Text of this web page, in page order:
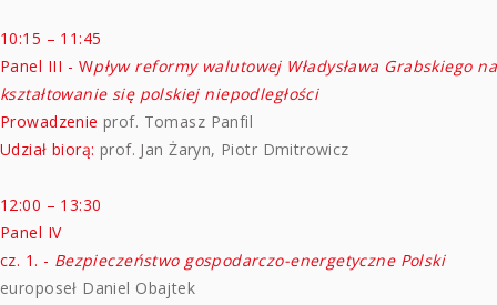
10:15 – 11:45
Panel III - Wpływ reformy walutowej Władysława Grabskiego na
kształtowanie się polskiej niepodległości
Prowadzenieprof. Tomasz Panfil
Udział biorą: prof. Jan Żaryn, Piotr Dmitrowicz
12:00 – 13:30
Panel IV
cz. 1. - Bezpieczeństwo gospodarczo-energetyczne Polski
europoseł Daniel Obajtek